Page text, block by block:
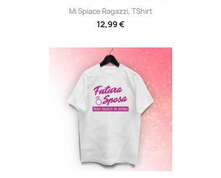
Mi Spiace Ragazzi, TShirt
12,99 €